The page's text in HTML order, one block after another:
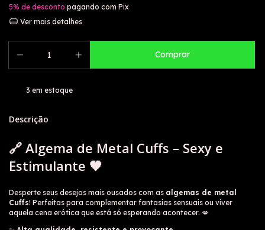
5% de desconto pagando com Pix
Ver mais detalhes
3 em estoque
Descrição
🔗 Algema de Metal Cuffs – Sexy e
Estimulante 🖤
Desperte seus desejos mais ousados com as algemas de metal
Cuffs! Perfeitas para complementar fantasias sensuais ou viver
aquela cena erótica que está só esperando acontecer. 💋